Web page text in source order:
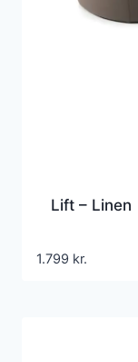
Lift – Linen
1.799 kr.